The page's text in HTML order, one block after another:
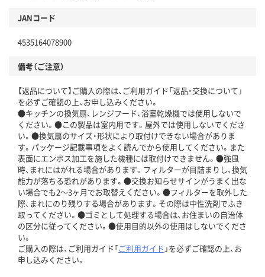
JANコード
4535164078900
備考（ご注意）
【返品について】ご購入の際は、ご利用ガイド「返品・交換について」
を必ずご確認の上、お申し込みください。
●キッチンの換気扇、レンジフード、浴室乾燥機では使用しないで
ください。●この製品は室内用です。屋外では使用しないでくださ
い。●換気扇のサイズ・形状により取付けできない場合がありま
す。パッケージ記載事項をよく読んでから使用してください。また
表面にエンボス加工を施した機種には取付けできません。●強風
時、まれにはがれる場合があります。フィルターが目詰まりし、換気
能力が落ちる恐れがあります。●交換お知らせサインがうまく出な
い場合でも2～3ヶ月でお取替えください。●フィルターを取外した
際、まれにのり残りする場合があります。その際は中性洗剤でふき
取ってください。●ゴミとして処理する場合は、お住まいの自治体
の区分に従ってください。●使用目的以外の使用はしないでくださ
い。
ご購入の際は、ご利用ガイド「ご利用ガイド 」を必ずご確認の上、お
申し込みください。